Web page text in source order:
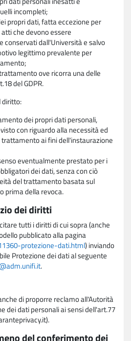
incompleti;
propri dati, fatta eccezione per
che devono essere
conservati dall'Università e salvo
legittimo prevalente per
ove ricorra una delle
del GDPR.
diritto:
dei propri dati personali,
con riguardo alla necessità ed
ai fini dell'instaurazione
eventualmente prestato per i
dei dati, senza con ciò
del trattamento basata sul
prima della revoca.
dei diritti
tutti i diritti di cui sopra (anche
pubblicato alla pagina
protezione-dati.html) inviando
Protezione dei dati al seguente
.
di proporre reclamo all'Autorità
dei dati personali ai sensi dell'art.77
del conferimento dei